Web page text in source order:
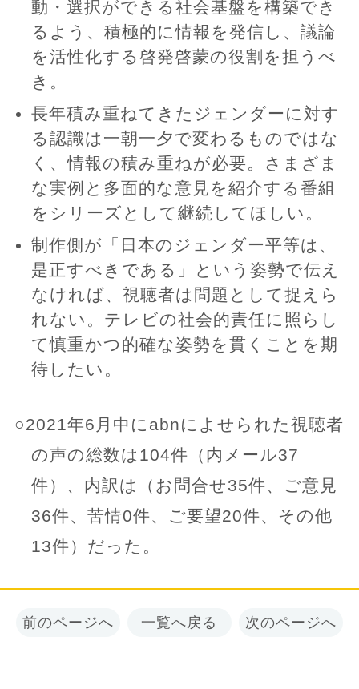
動・選択ができる社会基盤を構築でき
るよう、積極的に情報を発信し、議論
を活性化する啓発啓蒙の役割を担うべ
き。
長年積み重ねてきたジェンダーに対す
る認識は一朝一夕で変わるものではな
く、情報の積み重ねが必要。さまざま
な実例と多面的な意見を紹介する番組
をシリーズとして継続してほしい。
制作側が「日本のジェンダー平等は、
是正すべきである」という姿勢で伝え
なければ、視聴者は問題として捉えら
れない。テレビの社会的責任に照らし
て慎重かつ的確な姿勢を貫くことを期
待したい。
○2021年6月中にabnによせられた視聴者
の声の総数は104件（内メール37
件）、内訳は（お問合せ35件、ご意見
36件、苦情0件、ご要望20件、その他
13件）だった。
前のページへ 一覧へ戻る 次のページへ